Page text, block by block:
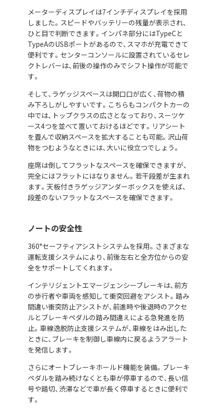
メーターディスプレイは7インチディスプレイを採用
しました。スピードやバッテリーの残量が表示され、
ひと目で判断できます。インパネ部分にはTypeCと
TypeAのUSBポートがあるので、スマホが充電できて
便利です。センターコンソールに設置されているセレ
クトレバーは、前後の操作のみでシフト操作が可能で
す。
そして、ラゲッジスペースは開口口が広く、荷物の積
み下ろしがしやすいです。こちらもコンパクトカーの
中では、トップクラスの広さとなっており、スーツケ
ース4つを並べて置いておけるほどです。リアシート
を畳んで収納スペースを拡大することも可能。沢山荷
物をつむようなときには、大いに役立つでしょう。
座席は倒してフラットなスペースを確保できますが、
完全にはフラットにはなりません。若干段差が生まれ
ます。天板付きラゲッジアンダーボックスを使えば、
段差のないフラットなスペースを確保できます。
ノートの安全性
360°セーフティアシストシステムを採用。さまざまな
運転支援システムにより、前後左右と全方位からの安
全をサポートしてくれます。
インテリジェントエマージェンシーブレーキは、前方
の歩行者や車両を感知して衝突回避をアシスト。踏み
間違い衝突防止アシストが、前進時や後退時のアクセ
ルとブレーキペダルの踏み間違えによる急発進を防
止。車線逸脱防止支援システムが、車線をはみ出した
ときに、ブレーキを制御し車線内に戻るようアラート
を発信します。
さらにオートブレーキホールド機能を装備。ブレーキ
ペダルを踏み続けなくとも車が停車するので、長い信
号や踏切、渋滞などで車が長く停車するときに便利で
す。